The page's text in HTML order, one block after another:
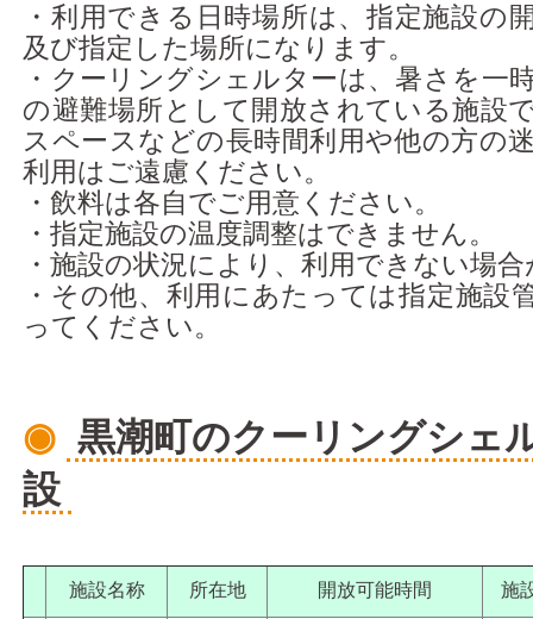
・利用できる日時場所は、指定施設の
及び指定した場所になります。
・クーリングシェルターは、暑さを一
の避難場所として開放されている施設
スペースなどの長時間利用や他の方の
利用はご遠慮ください。
・飲料は各自でご用意ください。
・指定施設の温度調整はできません。
・施設の状況により、利用できない場
・その他、利用にあたっては指定施設
ってください。
◉ 黒潮町のクーリングシェ
設
施設名称 所在地 開放可能時間 施